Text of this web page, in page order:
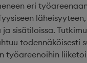
eri
sisätiloissa.
todennäköisesti
työareenoihin